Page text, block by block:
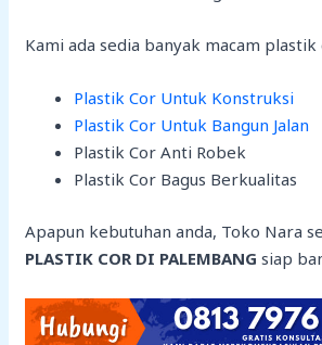
Kami ada sedia banyak macam
Plastik Cor Untuk Konstruksi
Plastik Cor Untuk Bangun Jalan
Plastik Cor Anti Robek
Plastik Cor Bagus Berkualitas
Apapun kebutuhan anda, Toko Nara
PLASTIK COR DI PALEMBANGsiap